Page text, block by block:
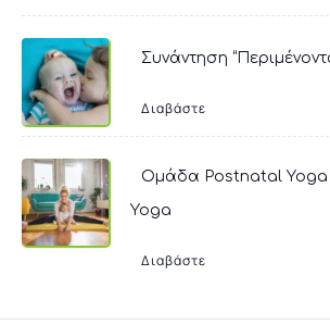
Συνάντηση
Διαβάστε
Ομάδα Postnatal Yoga
Yoga
Διαβάστε